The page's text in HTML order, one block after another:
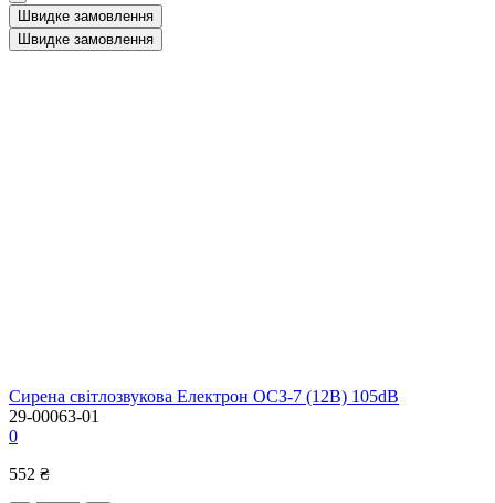
Швидке замовлення
Швидке замовлення
Сирена світлозвукова Електрон ОСЗ-7 (12В) 105dB
29-00063-01
0
552 ₴